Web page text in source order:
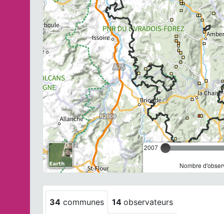
2007
Nombre
34 communes 14 observateurs